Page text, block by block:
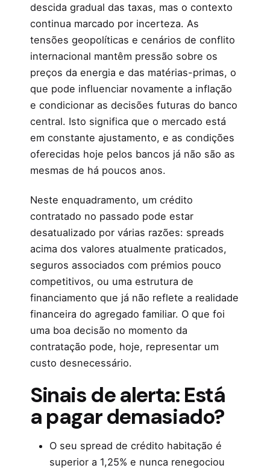
descida gradual das taxas, mas o contexto
continua marcado por incerteza. As
tensões geopolíticas e cenários de conflito
internacional mantêm pressão sobre os
preços da energia e das matérias-primas, o
que pode influenciar novamente a inflação
e condicionar as decisões futuras do banco
central. Isto significa que o mercado está
em constante ajustamento, e as condições
oferecidas hoje pelos bancos já não são as
mesmas de há poucos anos.
Neste enquadramento, um crédito
contratado no passado pode estar
desatualizado por várias razões: spreads
acima dos valores atualmente praticados,
seguros associados com prémios pouco
competitivos, ou uma estrutura de
financiamento que já não reflete a realidade
financeira do agregado familiar. O que foi
uma boa decisão no momento da
contratação pode, hoje, representar um
custo desnecessário.
Sinais de alerta: Está
a pagar demasiado?
O seu spread de crédito habitação é
superior a 1,25% e nunca renegociou